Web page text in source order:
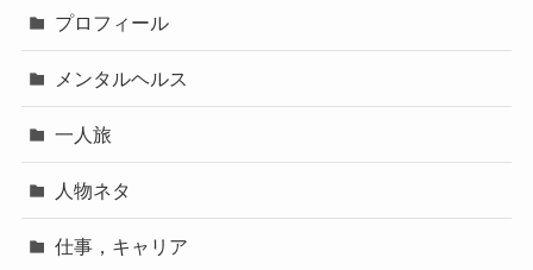
プロフィール
メンタルヘルス
一人旅
人物ネタ
仕事，キャリア